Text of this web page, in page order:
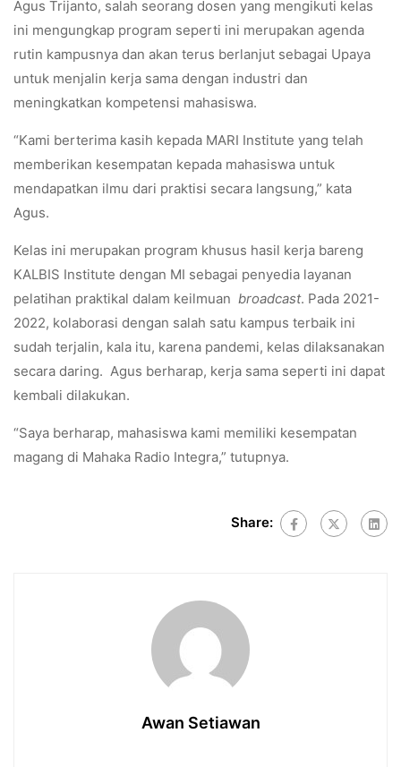
Agus Trijanto, salah seorang dosen yang mengikuti kelas
ini mengungkap program seperti ini merupakan agenda
rutin kampusnya dan akan terus berlanjut sebagai Upaya
untuk menjalin kerja sama dengan industri dan
meningkatkan kompetensi mahasiswa.
“Kami berterima kasih kepada MARI Institute yang telah
memberikan kesempatan kepada mahasiswa untuk
mendapatkan ilmu dari praktisi secara langsung,” kata
Agus.
Kelas ini merupakan program khusus hasil kerja bareng
KALBIS Institute dengan MI sebagai penyedia layanan
pelatihan praktikal dalam keilmuan broadcast. Pada 2021-
2022, kolaborasi dengan salah satu kampus terbaik ini
sudah terjalin, kala itu, karena pandemi, kelas dilaksanakan
secara daring. Agus berharap, kerja sama seperti ini dapat
kembali dilakukan.
“Saya berharap, mahasiswa kami memiliki kesempatan
magang di Mahaka Radio Integra,” tutupnya.
Share:
Awan Setiawan